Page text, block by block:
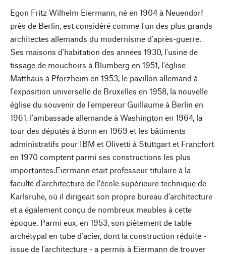
Egon Fritz Wilhelm Eiermann, né en 1904 à Neuendorf
près de Berlin, est considéré comme l'un des plus grands
architectes allemands du modernisme d'après-guerre.
Ses maisons d'habitation des années 1930, l'usine de
tissage de mouchoirs à Blumberg en 1951, l'église
Matthäus à Pforzheim en 1953, le pavillon allemand à
l'exposition universelle de Bruxelles en 1958, la nouvelle
église du souvenir de l'empereur Guillaume à Berlin en
1961, l'ambassade allemande à Washington en 1964, la
tour des députés à Bonn en 1969 et les bâtiments
administratifs pour IBM et Olivetti à Stuttgart et Francfort
en 1970 comptent parmi ses constructions les plus
importantes.Eiermann était professeur titulaire à la
faculté d'architecture de l'école supérieure technique de
Karlsruhe, où il dirigeait son propre bureau d'architecture
et a également conçu de nombreux meubles à cette
époque. Parmi eux, en 1953, son piètement de table
archétypal en tube d'acier, dont la construction réduite -
issue de l'architecture - a permis à Eiermann de trouver